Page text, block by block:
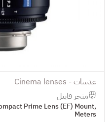
عدسات - Cinema lenses
متجر فاينل
Prime Lens (EF) Mount,
Meters